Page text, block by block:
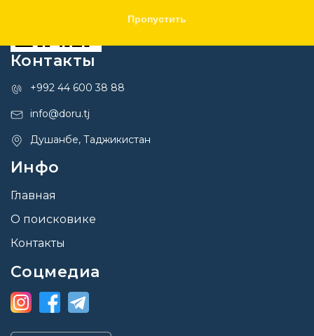
Пропустить
Контакты
+992 44 600 38 88
info@doru.tj
Душанбе, Таджикистан
Инфо
Главная
О поисковике
Контакты
Соцмедиа